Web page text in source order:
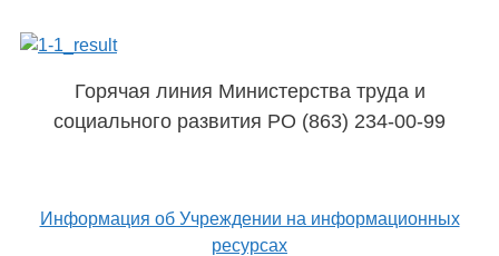
Горячая линия Министерства труда и
социального развития РО (863) 234-00-99
Информация об Учреждении на информационных
ресурсах